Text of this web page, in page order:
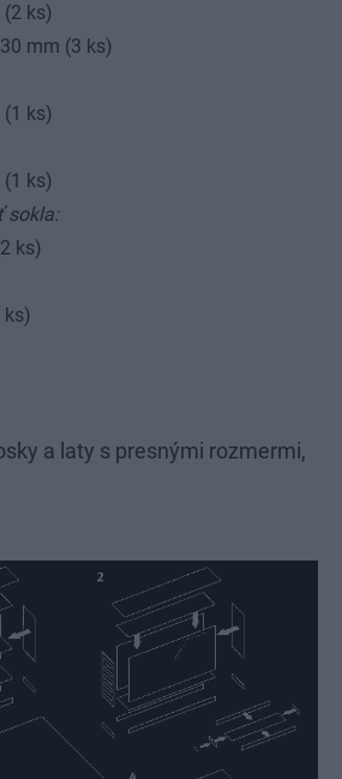
ks)
mm (3 ks)
ks)
ks)
sokla:
ks)
ks)
a laty s presnými rozmermi,